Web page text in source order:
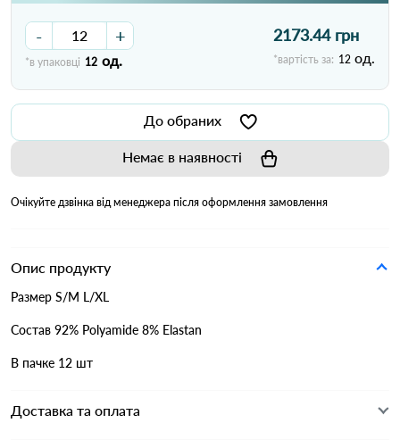
- +
*в упаковці 12 од.
2173.44 грн
*вартість за: 12 од.
До обраних
Немає в наявності
Очікуйте дзвінка від менеджера після оформлення замовлення
Опис продукту
Размер S/M L/XL
Состав 92% Polyamide 8% Elastan
В пачке 12 шт
Доставка та оплата